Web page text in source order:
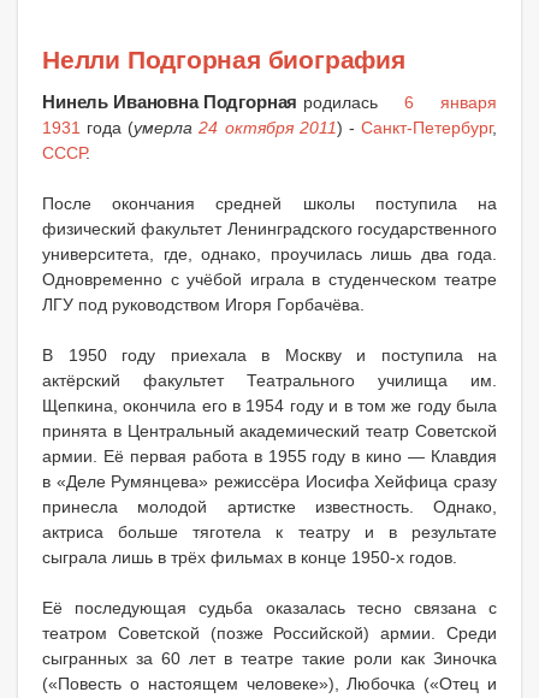
Нелли Подгорная биография
Нинель Ивановна Подгорная родилась6 января
1931 года (умерла24 октября 2011) -Санкт-Петербург,
СССР.
После окончания средней школы поступила на
физический факультет Ленинградского государственного
университета, где, однако, проучилась лишь два года.
Одновременно с учёбой играла в студенческом театре
ЛГУ под руководством Игоря Горбачёва.
В 1950 году приехала в Москву и поступила на
актёрский факультет Театрального училища им.
Щепкина, окончила его в 1954 году и в том же году была
принята в Центральный академический театр Советской
армии. Её первая работа в 1955 году в кино — Клавдия
в «Деле Румянцева» режиссёра Иосифа Хейфица сразу
принесла молодой артистке известность. Однако,
актриса больше тяготела к театру и в результате
сыграла лишь в трёх фильмах в конце 1950-х годов.
Её последующая судьба оказалась тесно связана с
театром Советской (позже Российской) армии. Среди
сыгранных за 60 лет в театре такие роли как Зиночка
(«Повесть о настоящем человеке»), Любочка («Отец и